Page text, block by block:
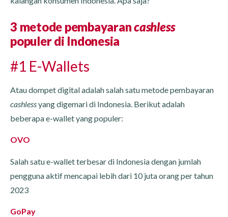
3 metode pembayarancashless
populer di Indonesia
#1 E-Wallets
Atau dompet digital adalah salah satu metode pembayaran
cashlessyang digemari di Indonesia. Berikut adalah
beberapa e-wallet yang populer:
OVO
Salah satu e-wallet terbesar di Indonesia dengan jumlah
pengguna aktif mencapai lebih dari 10 juta orang per tahun
2023
GoPay